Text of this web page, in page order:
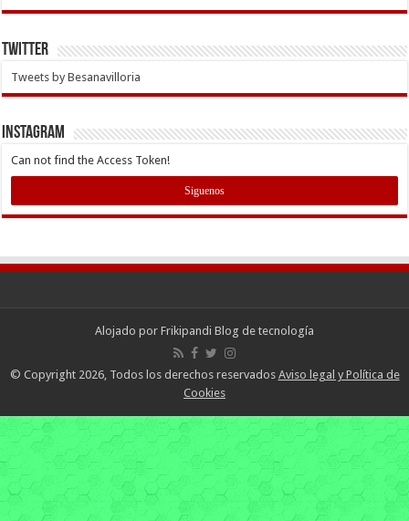
Twitter
Tweets by Besanavilloria
INSTAGRAM
Can not find the Access Token!
Siguenos
Alojado por Frikipandi Blog de tecnología
© Copyright 2026, Todos los derechos reservados Aviso legal y Política de
Cookies